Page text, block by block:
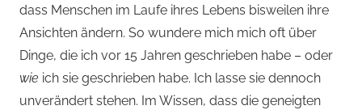
dass Menschen im Laufe ihres Lebens bisweilen ihre
Ansichten ändern. So wundere mich mich oft über
Dinge, die ich vor 15 Jahren geschrieben habe – oder
wie ich sie geschrieben habe. Ich lasse sie dennoch
unverändert stehen. Im Wissen, dass die geneigten